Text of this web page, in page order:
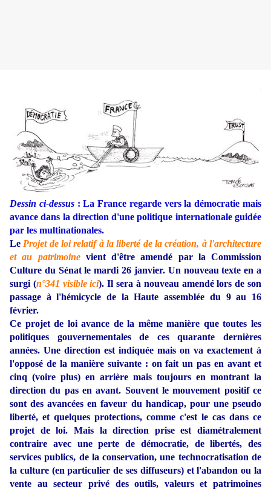
Dessin ci-dessus : La France regarde vers la démocratie mais
avance dans la direction d'une politique internationale guidée
par les multinationales.
Le Projet de loi relatif à la liberté de la création, à l'architecture
et au patrimoinevient d'être amendé par la Commission
Culture du Sénat le mardi 26 janvier. Un nouveau texte en a
surgi (n°341 visible ici). Il sera à nouveau amendé lors de son
passage à l'hémicycle de la Haute assemblée du 9 au 16
février.
Ce projet de loi avance de la même manière que toutes les
politiques gouvernementales de ces quarante dernières
années. Une direction est indiquée mais on va exactement à
l'opposé de la manière suivante : on fait un pas en avant et
cinq (voire plus) en arrière mais toujours en montrant la
direction du pas en avant. Souvent le mouvement positif ce
sont des avancées en faveur du handicap, pour une pseudo
liberté, et quelques protections, comme c'est le cas dans ce
projet de loi. Mais la direction prise est diamétralement
contraire avec une perte de démocratie, de libertés, des
services publics, de la conservation, une technocratisation de
la culture (en particulier de ses diffuseurs) et l'abandon ou la
vente au secteur privé des outils, valeurs et patrimoines